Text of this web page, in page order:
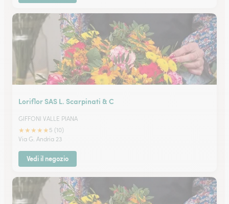
Loriflor SAS L. Scarpinati & C
GIFFONI VALLE PIANA
★★★★★ 5 (10)
Via G. Andria 23
Vedi il negozio